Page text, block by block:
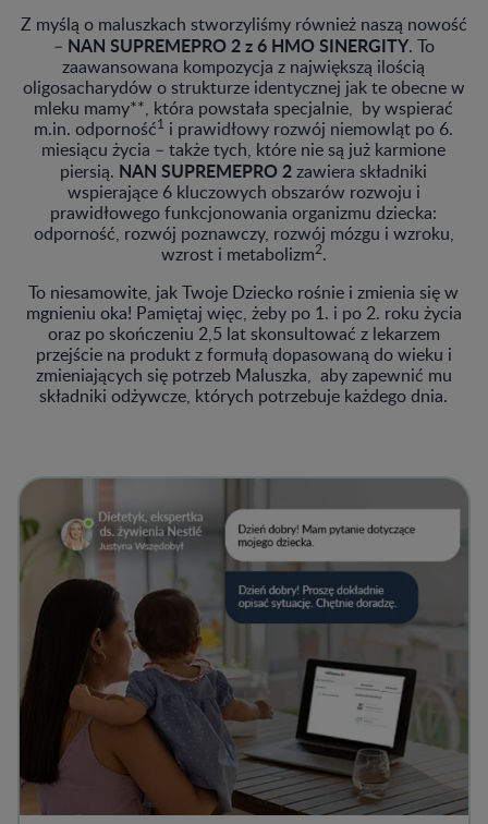
Z myślą o maluszkach stworzyliśmy również naszą nowość
– NAN SUPREMEPRO 2 z 6 HMO SINERGITY. To
zaawansowana kompozycja z największą ilością
oligosacharydów o strukturze identycznej jak te obecne w
mleku mamy**, która powstała specjalnie, by wspierać
m.in. odporność1 i prawidłowy rozwój niemowląt po 6.
miesiącu życia – także tych, które nie są już karmione
piersią. NAN SUPREMEPRO 2zawiera składniki
wspierające 6 kluczowych obszarów rozwoju i
prawidłowego funkcjonowania organizmu dziecka:
odporność, rozwój poznawczy, rozwój mózgu i wzroku,
wzrost i metabolizm2.
To niesamowite, jak Twoje Dziecko rośnie i zmienia się w
mgnieniu oka! Pamiętaj więc, żeby po 1. i po 2. roku życia
oraz po skończeniu 2,5 lat skonsultować z lekarzem
przejście na produkt z formułą dopasowaną do wieku i
zmieniających się potrzeb Maluszka, aby zapewnić mu
składniki odżywcze, których potrzebuje każdego dnia.